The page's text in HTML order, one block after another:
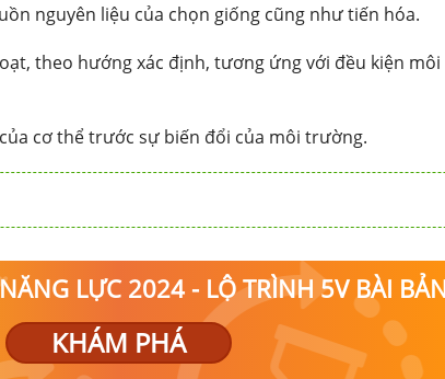
nguyên liệu của chọn giống cũng như tiến hóa.
theo hướng xác định, tương ứng với đều kiện môi
cơ thể trước sự biến đổi của môi trường.
LỰC 2024 - LỘ TRÌNH 5V BÀI
KHÁM PHÁ